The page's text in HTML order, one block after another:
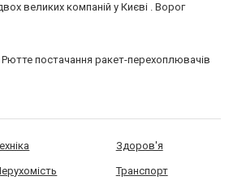
великих компаній у Києві . Ворог
постачання ракет-перехоплювачів
Здоров'я
Транспорт